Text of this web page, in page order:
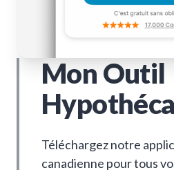
Mon Outil
Téléchargez notre
canadienne pour tous